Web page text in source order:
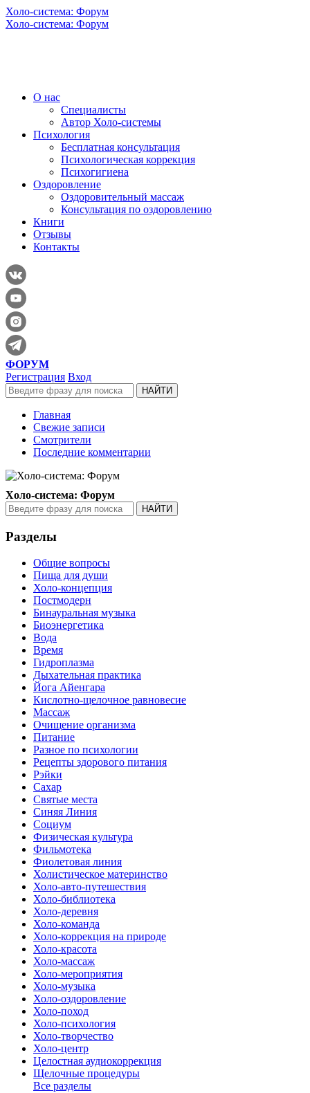
Холо-система: Форум
Холо-система: Форум
О нас
Специалисты
Автор Холо-системы
Психология
Бесплатная консультация
Психологическая коррекция
Психогигиена
Оздоровление
Оздоровительный массаж
Консультация по оздоровлению
Книги
Отзывы
Контакты
ФОРУМ
Регистрация Вход
Главная
Свежие записи
Смотрители
Последние комментарии
Холо-система: Форум
Разделы
Общие вопросы
Пища для души
Холо-концепция
Постмодерн
Бинауральная музыка
Биоэнергетика
Вода
Время
Гидроплазма
Дыхательная практика
Йога Айенгара
Кислотно-щелочное равновесие
Массаж
Очищение организма
Питание
Разное по психологии
Рецепты здорового питания
Рэйки
Сахар
Святые места
Синяя Линия
Социум
Физическая культура
Фильмотека
Фиолетовая линия
Холистическое материнство
Холо-авто-путешествия
Холо-библиотека
Холо-деревня
Холо-команда
Холо-коррекция на природе
Холо-красота
Холо-массаж
Холо-мероприятия
Холо-музыка
Холо-оздоровление
Холо-поход
Холо-психология
Холо-творчество
Холо-центр
Целостная аудиокоррекция
Щелочные процедуры
Все разделы